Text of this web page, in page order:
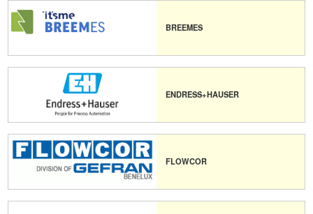
BREEMES
ENDRESS+HAUSER
FLOWCOR